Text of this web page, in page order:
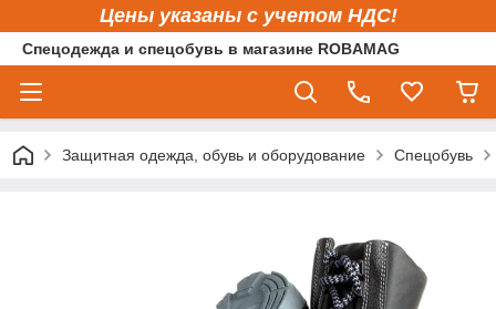
Цены указаны с учетом НДС!
Спецодежда и спецобувь в магазине ROBAMAG
Защитная одежда, обувь и оборудование Спецобувь